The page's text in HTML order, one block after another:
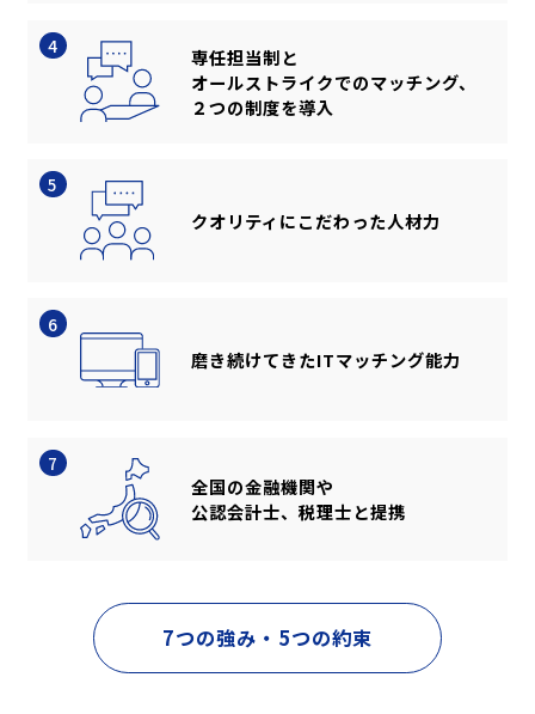
4
専任担当制と
オールストライクでのマッチング、
２つの制度を導入
5
クオリティにこだわった人材力
6
磨き続けてきたITマッチング能力
7
全国の金融機関や
公認会計士、税理士と提携
7つの強み・5つの約束